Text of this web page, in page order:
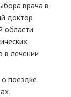
врача в
доктор
области
в лечении
о поездке